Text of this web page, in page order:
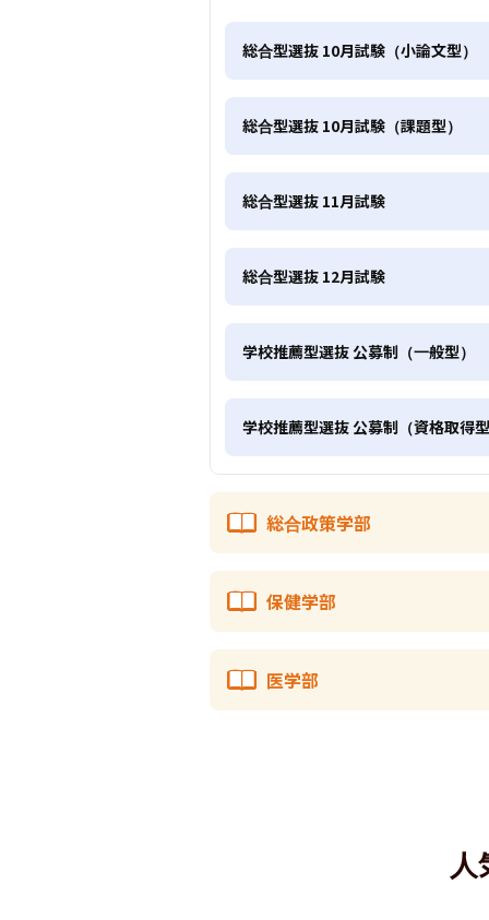
総合型選抜 10月試験（小論文型）
総合型選抜 10月試験（課題型）
総合型選抜 11月試験
総合型選抜 12月試験
学校推薦型選抜 公募制（一般型）
学校推薦型選抜 公募制（資格取得
総合政策学部
保健学部
医学部